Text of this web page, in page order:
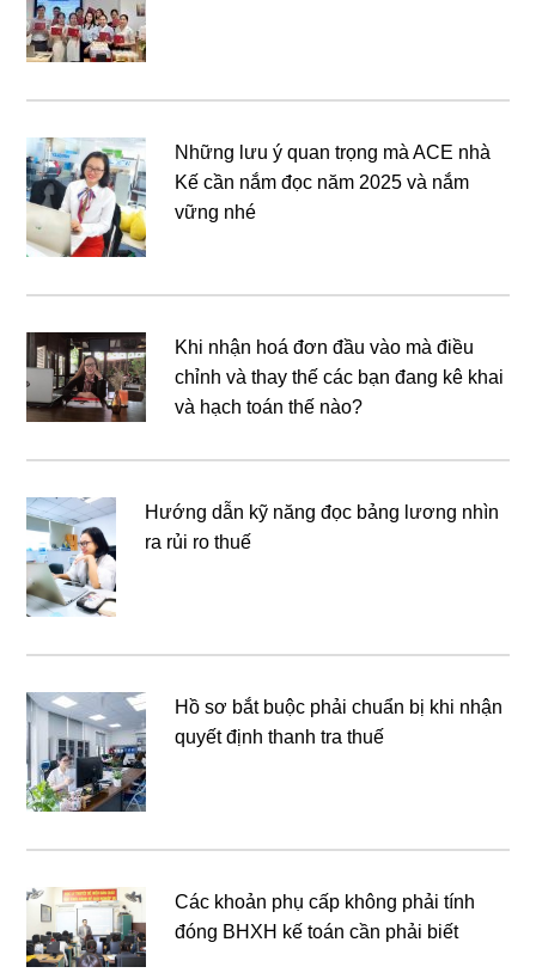
Những lưu ý quan trọng mà ACE nhà
Kế cần nắm đọc năm 2025 và nắm
vững nhé
Khi nhận hoá đơn đầu vào mà điều
chỉnh và thay thế các bạn đang kê khai
và hạch toán thế nào?
Hướng dẫn kỹ năng đọc bảng lương nhìn
ra rủi ro thuế
Hồ sơ bắt buộc phải chuẩn bị khi nhận
quyết định thanh tra thuế
Các khoản phụ cấp không phải tính
đóng BHXH kế toán cần phải biết